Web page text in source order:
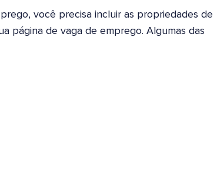
você precisa incluir as propriedades de
página de vaga de emprego. Algumas das